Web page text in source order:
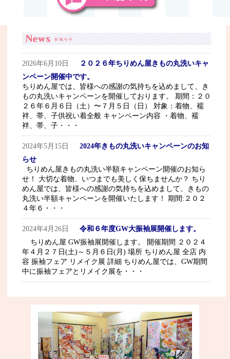
2026年6月10日
２０２６年ちりめん屋きもの丸洗いキャ
ンペーン開催中です。
ちりめん屋では、皆様への感謝の気持ちを込めまして、き
もの丸洗いキャンペーンを開催しております。 期間：２０
２６年６月６日（土）〜７月５日（日） 対象：着物、襦
袢、帯、子供祝い着全般 キャンペーン内容 ・着物、襦
袢、帯、子・・・
2024年5月15日
2024年きもの丸洗いキャンペーンのお知
らせ
ちりめん屋きもの丸洗い半額キャンペーン開催のお知ら
せ！ 大切な着物、いつまでも美しく保ちませんか？ ちり
めん屋では、皆様への感謝の気持ちを込めまして、きもの
丸洗い半額キャンペーンを開催いたします！ 期間:２０２
４年６・・・
2024年4月26日
令和６年度GW大振袖展開催します。
ちりめん屋 GW振袖展開催します。 開催期間 ２０２４
年４月２７日(土)～５月６日(月) 場所 ちりめん屋 全店 内
容 振袖フェア リメイク展 詳細 ちりめん屋では、GW期間
中に振袖フェアとリメイク展を・・・